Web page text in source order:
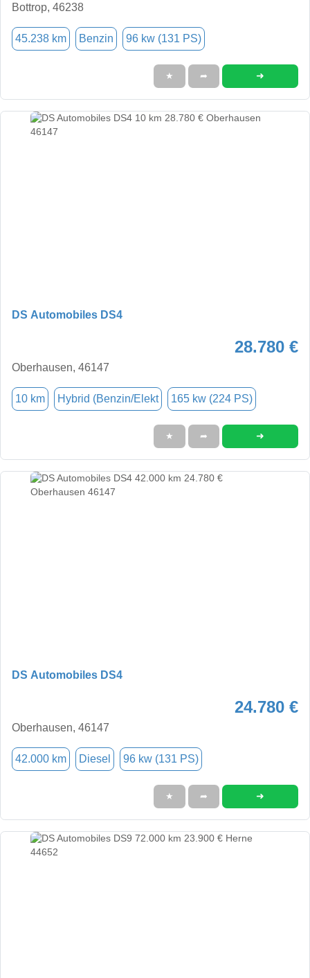
Bottrop, 46238
45.238 km Benzin 96 kw (131 PS)
★ ➦ ➜
DS Automobiles DS4
28.780 €
Oberhausen, 46147
10 km Hybrid (Benzin/Elekt 165 kw (224 PS)
★ ➦ ➜
DS Automobiles DS4
24.780 €
Oberhausen, 46147
42.000 km Diesel 96 kw (131 PS)
★ ➦ ➜